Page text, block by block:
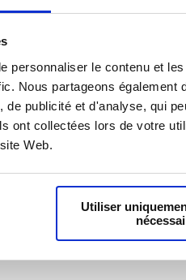
personnaliser le contenu et
Nous partageons
de publicité et d'analyse, qui
ont collectées lors de votre
Web.
Utiliser
du